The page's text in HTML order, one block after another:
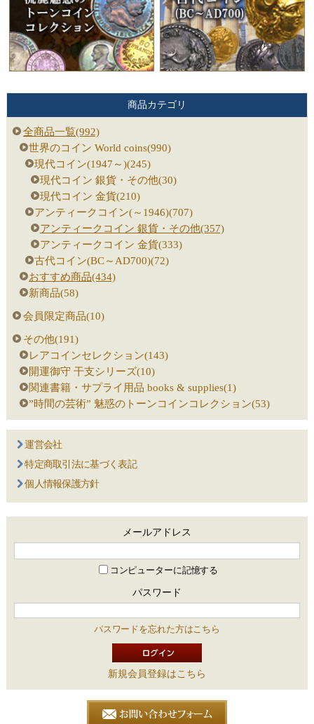
商品カテゴリ
全商品一覧(992)
世界のコイン World coins(990)
現代コイン(1947～)(245)
現代コイン 銀貨・その他(30)
現代コイン 金貨(210)
アンティークコイン(～1946)(707)
アンティークコイン 銀貨・その他(357)
アンティークコイン 金貨(333)
古代コイン(BC～AD700)(72)
おすすめ商品(434)
新商品(58)
会員限定商品(10)
その他(191)
レアコインセレクション(143)
開運御守 干支シリーズ(10)
関連書籍・サプライ用品 books & supplies(1)
”時間の芸術” 魅惑のトーンコインコレクション(53)
運営会社
特定商取引法に基づく表記
個人情報保護方針
メールアドレス
コンピューターに記憶する
パスワード
パスワードを忘れた方はこちら
新規会員登録はこちら